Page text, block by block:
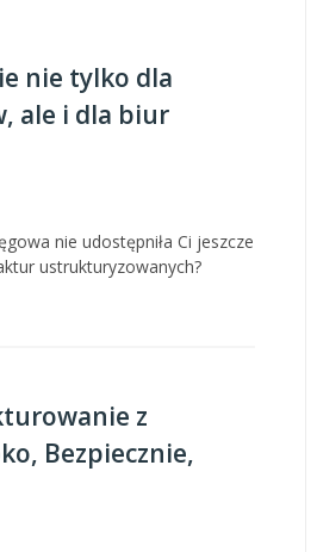
nie tylko dla
ale i dla biur
nie udostępniła Ci jeszcze
ustrukturyzowanych?
z
Bezpiecznie,